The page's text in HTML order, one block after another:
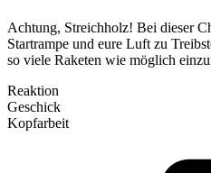
Achtung, Streichholz! Bei dieser
Start­rampe und eure Luft zu
so viele Raketen wie möglich
Reaktion
Geschick
Kopf­arbeit